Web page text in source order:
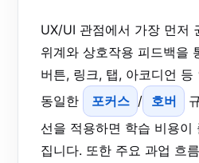
UX/UI 관점에서 가장 먼저
위계와 상호작용 피드백을
버튼, 링크, 탭, 아코디언 등
동일한
포커스 / 호버
선을 적용하면 학습 비용이
집니다. 또한 주요 과업 흐